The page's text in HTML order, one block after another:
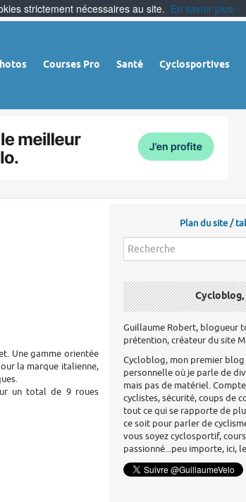
Courses Pro Santé Cyclosportives
Une gamme orientée
la marque italienne,
un total de 9 roues
Plan du site /
Guillaume Robert, blogueur
prétention, créateur du site
Cycloblog, mon premier
personnelle où je parle de
mais pas de matériel.
cyclistes, sécurité, coups de
tout ce qui se rapporte de
ce soit pour parler de
vous soyez cyclosportif,
passionné...peu importe, ici,
strictement nécessaires au site. En savoir plus